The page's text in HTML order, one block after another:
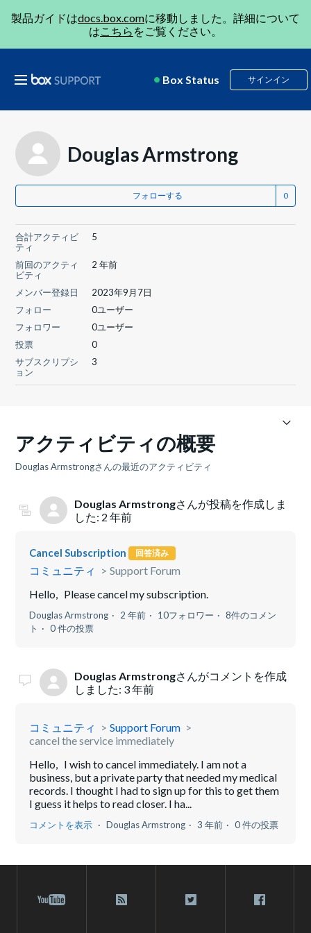
製品ガイドはdocs.box.comに移動しました。詳細について
はこちら をご覧ください。
Box Status サインイン
Douglas Armstrong
フォローする
合計アクティビ
ティ
5
前回のアクティ
ビティ
2 年前
メンバー登録日
2023年9月7日
フォロー
0ユーザー
フォロワー
0ユーザー
投票
0
サブスクリプシ
ョン
3
アクティビティの概要
Douglas Armstrongさんの最近のアクティビティ
Douglas Armstrongさんが投稿を作成しま
した: 2 年前
Cancel Subscription 回答済み
コミュニティ
Support Forum
Hello, Please cancel my subscription.
Douglas Armstrong 2 年前 10フォロワー
8件のコメン
ト
0 件の投票
Douglas Armstrongさんがコメントを作成
しました: 3 年前
コミュニティ
Support Forum
cancel the service immediately
Hello, I wish to cancel immediately. I am not a
business, but a private party that needed my medical
records. I thought I had to sign up for this to get them
I guess it helps to read closer. I ha...
コメントを表示 Douglas Armstrong 3 年前 0 件の投票